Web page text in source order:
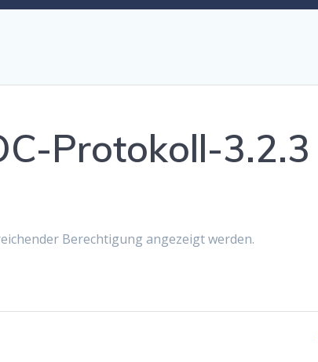
Protokoll-3.2.3
Berechtigung angezeigt werden.